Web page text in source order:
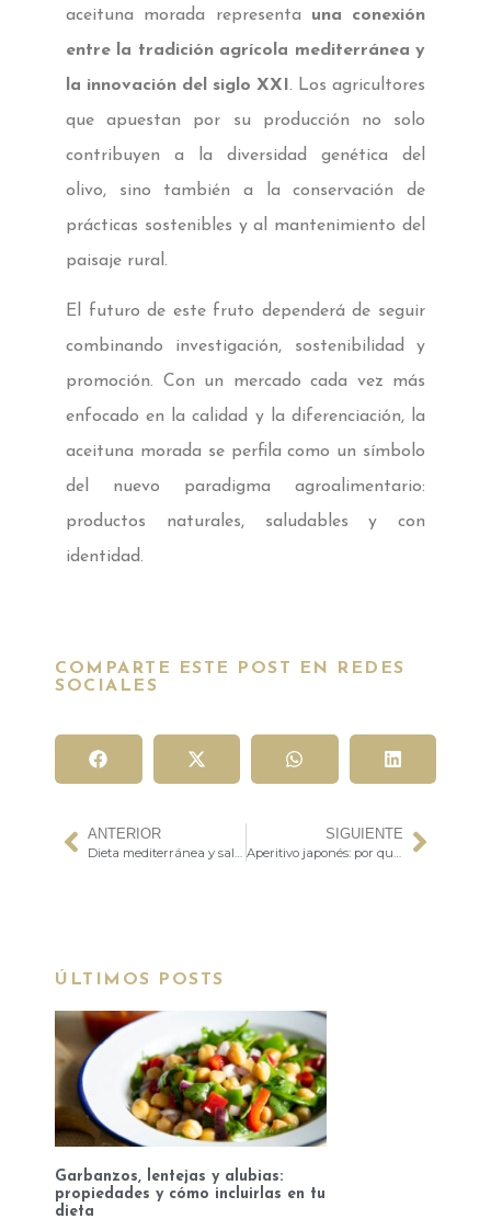
aceituna morada representa una conexión
entre la tradición agrícola mediterránea y
la innovación del siglo XXI . Los agricultores
que apuestan por su producción no solo
contribuyen a la diversidad genética del
olivo, sino también a la conservación de
prácticas sostenibles y al mantenimiento del
paisaje rural.
El futuro de este fruto dependerá de seguir
combinando investigación, sostenibilidad y
promoción. Con un mercado cada vez más
enfocado en la calidad y la diferenciación, la
aceituna morada se perfila como un símbolo
del nuevo paradigma agroalimentario:
productos naturales, saludables y con
identidad.
COMPARTE ESTE POST EN REDES
SOCIALES
ANTERIOR SIGUIENTE
ÚLTIMOS POSTS
Garbanzos, lentejas y alubias:
propiedades y cómo incluirlas en tu
dieta